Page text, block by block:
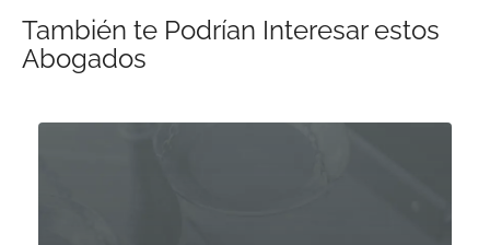
También te Podrían Interesar estos
Abogados